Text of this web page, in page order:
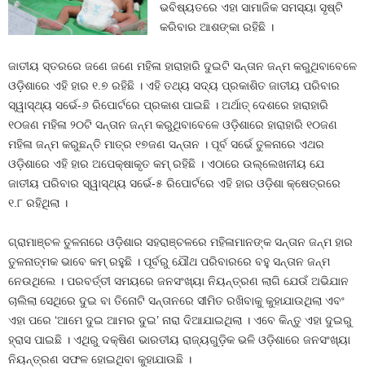
ଭବିଷ୍ୟତରେ ଏହା ସାମାଜିକ ସମସ୍ୟା ସୃଷ୍ଟି
କରିବାର ଆଶଙ୍କା ରହିଛି ।
ଜାତୀୟ ସ୍ତରରେ ଜଣେ ଜଣେ ମହିଳା ହାରାହାରି ଦୁଇଟି ସନ୍ତାନ ଜନ୍ମ କରୁଥିବାବେଳେ
ଓଡ଼ିଶାରେ ଏହି ହାର ୧.୭ ରହିଛି । ଏହି ତଥ୍ୟ ସଦ୍ୟ ପ୍ରକାଶିତ ଜାତୀୟ ପରିବାର
ସ୍ୱାସ୍ଥ୍ୟ ସର୍ଭେ-୬ ରିପୋର୍ଟରେ ପ୍ରକାଶ ପାଇଛି । ଅର୍ଥାତ୍‍ ଦେଶରେ ହାରାହାରି
୧୦ଜଣ ମହିଳା ୨୦ଟି ସନ୍ତାନ ଜନ୍ମ କରୁଥିବାବେଳେ ଓଡ଼ିଶାରେ ହାରାହାରି ୧୦ଜଣ
ମହିଳା ଜନ୍ମ କରୁଛନ୍ତି ମାତ୍ର ୧୭ଜଣ ସନ୍ତାନ । ପୂର୍ବ ସର୍ଭେ ତୁଳନାରେ ଏଥର
ଓଡ଼ିଶାରେ ଏହି ହାର ଅପେକ୍ଷାକୃତ କମ୍‍ ରହିଛି । ଏଠାରେ ଉଲ୍ଲେଖନୀୟ ଯେ
ଜାତୀୟ ପରିବାର ସ୍ୱାସ୍ଥ୍ୟ ସର୍ଭେ-୫ ରିପୋର୍ଟରେ ଏହି ହାର ଓଡ଼ିଶା କ୍ଷେତ୍ରରେ
୧.୮ ରହିଥିଲା ।
ଗ୍ରାମାଞ୍ଚଳ ତୁଳନାରେ ଓଡ଼ିଶାର ସହରାଞ୍ଚଳରେ ମହିଳାମାନଙ୍କ ସନ୍ତାନ ଜନ୍ମ ହାର
ତୁଳନାତ୍ମକ ଭାବେ କମ୍‍ ରହୁଛି । ପୂର୍ବରୁ ଯୌଥ ପରିବାରରେ ବହୁ ସନ୍ତାନ ଜନ୍ମ
ନେଉଥିଲେ । ପରବର୍ତ୍ତୀ ସମୟରେ ଜନସଂଖ୍ୟା ନିୟନ୍ତ୍ରଣ ଲାଗି ଯେଉଁ ଅଭିଯାନ
ଚାଲିଲା ସେଥିରେ ଦୁଇ ବା ତିନୋଟି ସନ୍ତାନରେ ସୀମିତ ରଖିବାକୁ କୁହାଯାଉଥିଲା ଏବଂ
ଏହା ପରେ ‘ଆମେ ଦୁଇ ଆମର ଦୁଇ’ ନାରା ଦିଆଯାଇଥିଲା । ଏବେ କିନ୍ତୁ ଏହା ଦୁଇରୁ
ହ୍ରାସ ପାଇଛି । ଏଥିରୁ ଦକ୍ଷିଣ ଭାରତୀୟ ରାଜ୍ୟଗୁଡ଼ିକ ଭଳି ଓଡ଼ିଶାରେ ଜନସଂଖ୍ୟା
ନିୟନ୍ତ୍ରଣ ସଫଳ ହୋଇଥିବା କୁହାଯାଉଛି ।